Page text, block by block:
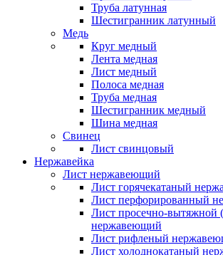
Труба латунная
Шестигранник латунный
Медь
Круг медный
Лента медная
Лист медный
Полоса медная
Труба медная
Шестигранник медный
Шина медная
Свинец
Лист свинцовый
Нержавейка
Лист нержавеющий
Лист горячекатаный
Лист перфорированный
Лист просечно-
нержавеющий
Лист рифленый
Лист холоднокатаный